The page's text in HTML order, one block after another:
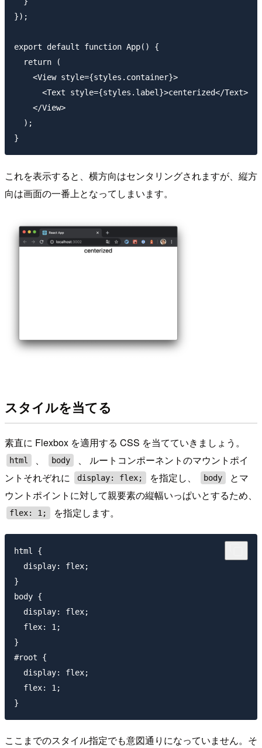
});
export default function App() {
  return (
    <View style={styles.container}>
      <Text style={styles.label}>centerized</Text>
    </View>
  );
これを表示すると、横方向はセンタリングされますが、縦方
向は画面の一番上となってしまいます。
スタイルを当てる
素直に Flexbox を適用する CSS を当てていきましょう。
html 、 body
、 ルートコンポーネントのマウントポイ
ントそれぞれに
display: flex; を指定し、 body
とマ
ウントポイントに対して親要素の縦幅いっぱいとするため、
flex: 1; を指定します。
html {
  display: flex;
}
body {
  display: flex;
  flex: 1;
}
#root {
  display: flex;
  flex: 1;
ここまでのスタイル指定でも意図通りになっていません。そ